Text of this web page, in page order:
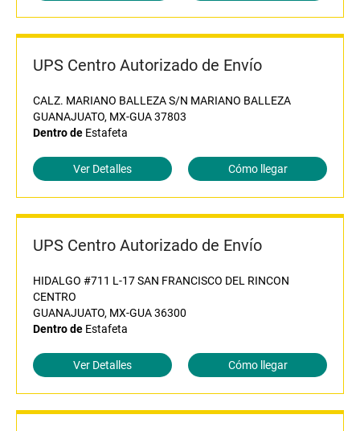
UPS Centro Autorizado de Envío
CALZ. MARIANO BALLEZA S/N MARIANO BALLEZA
GUANAJUATO, MX-GUA 37803
Dentro de Estafeta
Ver Detalles Cómo llegar
UPS Centro Autorizado de Envío
HIDALGO #711 L-17 SAN FRANCISCO DEL RINCON
CENTRO
GUANAJUATO, MX-GUA 36300
Dentro de Estafeta
Ver Detalles Cómo llegar